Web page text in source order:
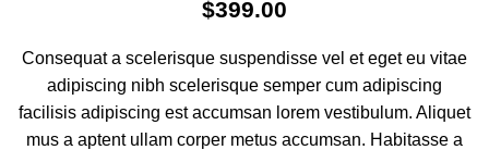
$399.00
Consequat a scelerisque suspendisse vel et eget eu vitae
adipiscing nibh scelerisque semper cum adipiscing
facilisis adipiscing est accumsan lorem vestibulum. Aliquet
mus a aptent ullam corper metus accumsan. Habitasse a